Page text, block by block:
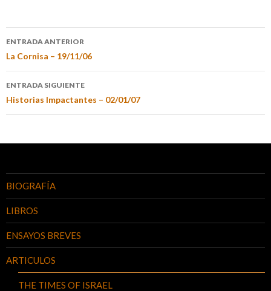
ENTRADA ANTERIOR
La Cornisa – 19/11/06
ENTRADA SIGUIENTE
Historias Impactantes – 02/01/07
BIOGRAFÍA
LIBROS
ENSAYOS BREVES
ARTICULOS
THE TIMES OF ISRAEL